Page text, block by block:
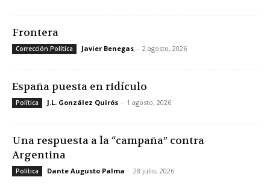
Frontera
Corrección Política Javier Benegas - 2 agosto, 2026
España puesta en ridículo
Política J.L. González Quirós - 1 agosto, 2026
Una respuesta a la “campaña” contra
Argentina
Política Dante Augusto Palma - 28 julio, 2026